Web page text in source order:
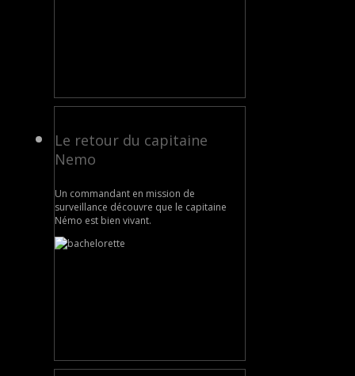
Le retour du capitaine
Nemo
Un commandant en mission de
surveillance découvre que le capitaine
Némo est bien vivant.